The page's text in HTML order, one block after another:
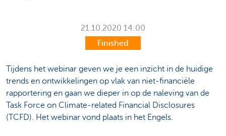
21.10.2020 14:00
Finished
Tijdens het webinar geven we je een inzicht in de huidige
trends en ontwikkelingen op vlak van niet-financiële
rapportering en gaan we dieper in op de naleving van de
Task Force on Climate-related Financial Disclosures
(TCFD). Het webinar vond plaats in het Engels.